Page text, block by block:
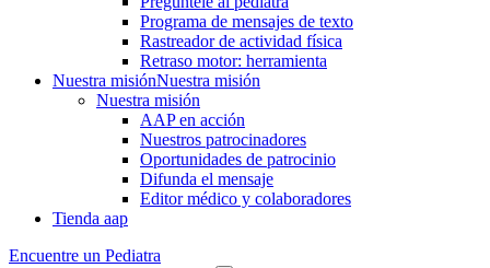
Programa de mensajes de texto
Rastre​​ador de activida​d física
Retraso motor: herramienta
Nuestra misiónNuestra misión
Nuestra misión
AAP en acción
Nuestros patrocinadores
Oportunidades de patrocinio
Difunda el mensaje
Editor médico y colaboradores
Tienda aap
Encuentre un Pediatra